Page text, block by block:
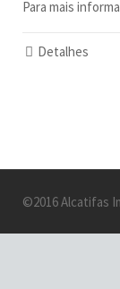
Para mais
Detalhes
©2016 Alcatifas